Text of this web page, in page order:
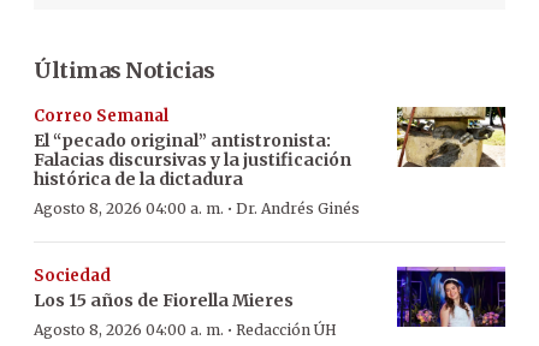
Últimas Noticias
Correo Semanal
El “pecado original” antistronista:
Falacias discursivas y la justificación
histórica de la dictadura
Agosto 8, 2026 04:00 a. m. · Dr. Andrés Ginés
Sociedad
Los 15 años de Fiorella Mieres
Agosto 8, 2026 04:00 a. m. · Redacción ÚH